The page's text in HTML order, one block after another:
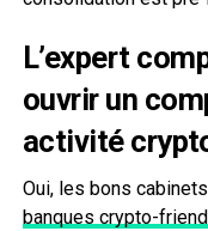
L’expert
ouvrir un
activité
Oui, les bons
banques crypto-